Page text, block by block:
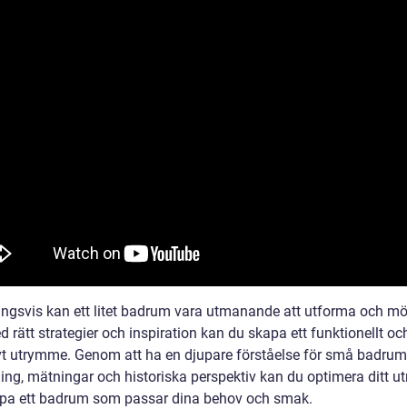
kan ett litet badrum vara utmanande att utforma och
rätt strategier och inspiration kan du skapa ett funktionellt
utrymme. Genom att ha en djupare förståelse för små
mätningar och historiska perspektiv kan du optimera ditt
ett badrum som passar dina behov och smak.